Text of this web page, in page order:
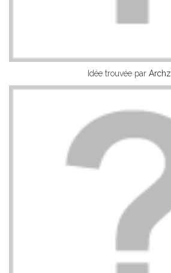
Idée trouvée par